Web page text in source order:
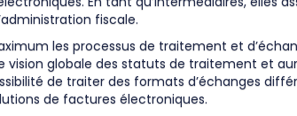
fiscale.
les processus de traitement et
globale des statuts de traitement et
de traiter des formats d’échanges
de factures électroniques.